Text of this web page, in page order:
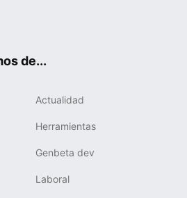
de...
Actualidad
Herramientas
Genbeta dev
Laboral